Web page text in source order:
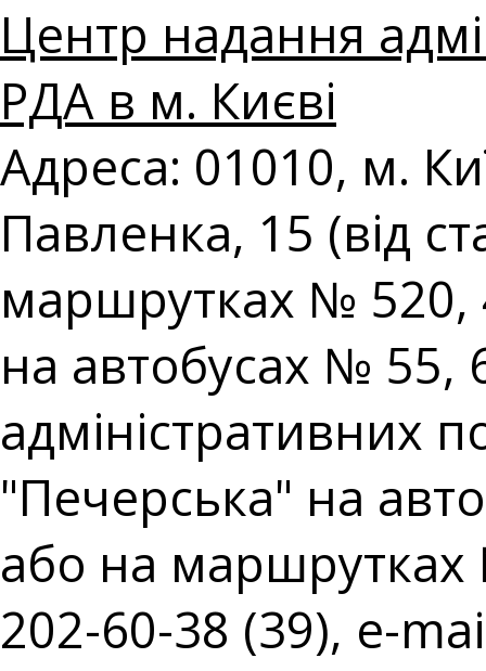
Центр надання
РДА в м. Києві
Адреса: 01010, м.
Павленка, 15 (від
маршрутках № 520,
на автобусах № 55,
адміністративних
"Печерська" на
або на маршрутках
202-60-38 (39), e-